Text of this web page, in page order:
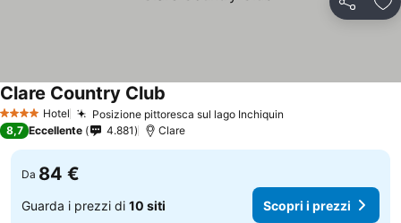
Condividi
4 Stelle Hotel Posizione pittoresca sul lago Inchiquin
Clare Country Club
8,7 Eccellente 4.881 Clare
Da 84 €
Guarda i prezzi di 10 siti Scopri i prezzi